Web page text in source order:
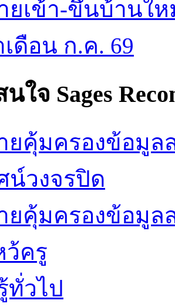
ยเข้า-ขึ้นบ้านใ
ดือน ก.ค. 69
นใจ Sages
ยคุ้มครองข้อมูล
น์วงจรปิด
ยคุ้มครองข้อมูล
ว้ครู
ทั่วไป